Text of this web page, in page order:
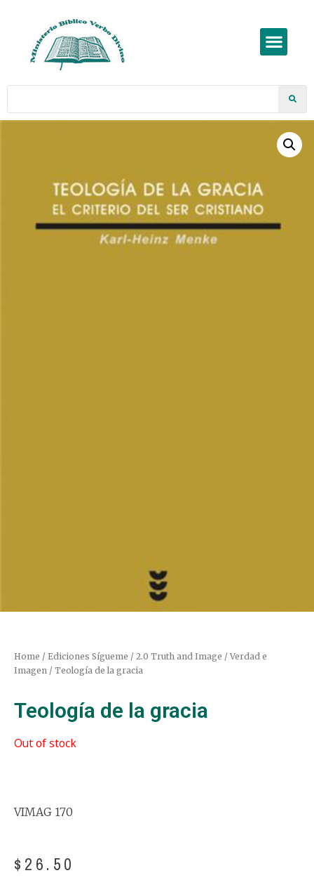
Home / Ediciones Sígueme / 2.0 Truth and Image / Verdad e
Imagen / Teología de la gracia
Teología de la gracia
Out of stock
VIMAG 170
$ 26.50